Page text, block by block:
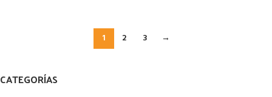
CATEGORÍAS
1 2 3 →